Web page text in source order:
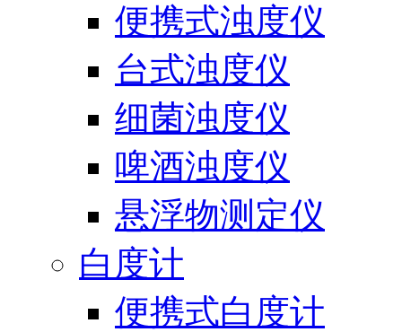
便携式浊度仪
台式浊度仪
细菌浊度仪
啤酒浊度仪
悬浮物测定仪
白度计
便携式白度计